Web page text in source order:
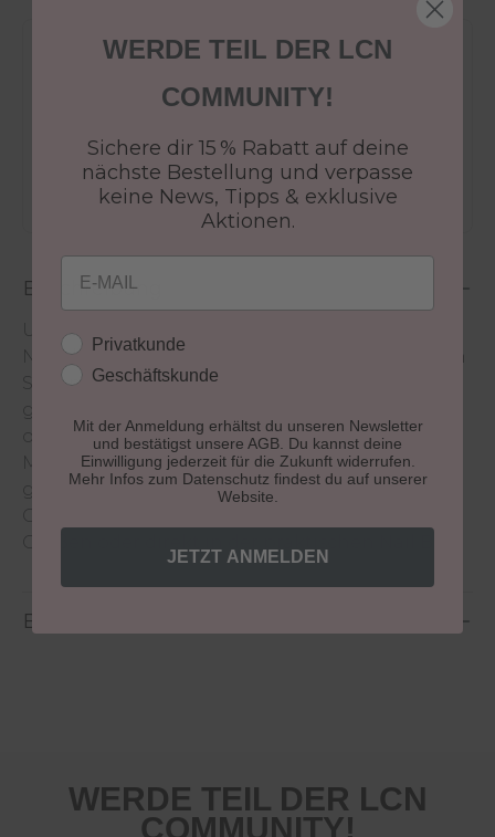
Versandkostenfrei ab 50€
30 Tage Rückgaberecht
Jetzt shoppen - bezahlen in 30 Tagen
Beschreibung
Ultradünne, stabile und extrem flexible
Nageltips mit kurzer Auflagefläche und geraden
Seitenlinien. Für jeden Nageltyp geeignet, die
optimal an. Die besondere
Materialzusammensetzung der Nageltips
garantiert eine optimale Verbindung mit der
Bewertungen
WERDE TEIL DER LCN
COMMUNITY!
WERDE TEIL DER LCN
COMMUNITY!
Sichere dir 15 % Rabatt auf deine
nächste Bestellung und verpasse
keine News, Tipps & exklusive
Aktionen.
Email
Kundengruppe
Privatkunde
Geschäftskunde
Mit der Anmeldung erhältst du unseren Newsletter
und bestätigst unsere AGB. Du kannst deine
Einwilligung jederzeit für die Zukunft widerrufen.
Mehr Infos zum Datenschutz findest du auf unserer
Website.
JETZT ANMELDEN